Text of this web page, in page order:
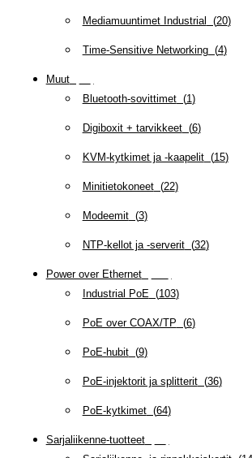
Mediamuuntimet Industrial (20)
Time-Sensitive Networking(4)
Muut(
Bluetooth-sovittimet(1)
Digiboxit + tarvikkeet(6)
KVM-kytkimet ja -kaapelit(15)
Minitietokoneet(22)
Modeemit(3)
NTP-kellot ja -serverit(32)
Power over Ethernet(
Industrial PoE(103)
PoE over COAX/TP (6)
PoE-hubit(9)
PoE-injektorit ja splitterit(36)
PoE-kytkimet(64)
Sarjaliikenne-tuotteet(